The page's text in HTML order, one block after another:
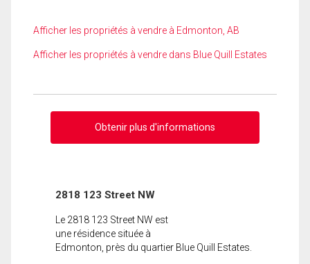
Afficher les propriétés à vendre à Edmonton, AB
Afficher les propriétés à vendre dans Blue Quill Estates
Obtenir plus d'informations
2818 123 Street NW
Le 2818 123 Street NW est
une résidence située à
Edmonton, près du quartier Blue Quill Estates.